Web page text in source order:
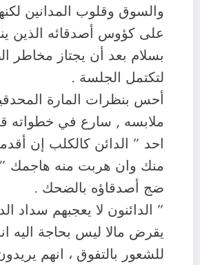
والسوق وقلوب المدانين
على كؤوس أصدقائه الذين
بسلام بعد أن يجتاز مخاطر
لتكتمل الجلسة .
أحس بنظرات المارة
ملابسه , سارع في خطواته
احد ” الدائن كالكلب إن
منك وان هربت منه هاجمك
ضج أصدقاؤه بالضحك .
” الدائنون لا يعجبهم سداد
يقرض مالا ليس بحاجة اليه
للشعور بالتفوق ، انهم